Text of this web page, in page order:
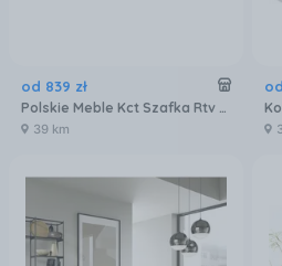
od 839 zł
Polskie Meble Kct Szafka Rtv Dallas Biały
39 km
od